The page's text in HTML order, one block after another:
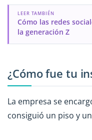
LEER TAMBIÉN
Cómo las redes
la generación Z
¿Cómo fue tu
La empresa se
consiguió un piso y